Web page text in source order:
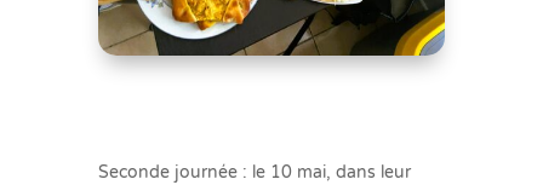
Seconde journée : le 10 mai, dans leur